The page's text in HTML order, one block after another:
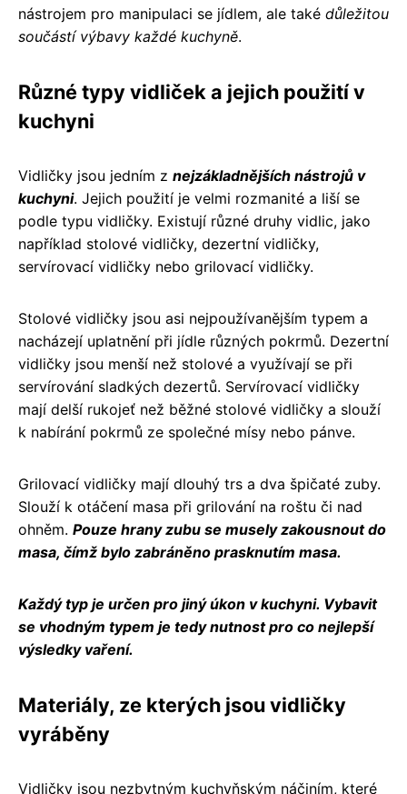
nástrojem pro manipulaci se jídlem, ale také důležitou
součástí výbavy každé kuchyně.
Různé typy vidliček a jejich použití v
kuchyni
Vidličky jsou jedním z nejzákladnějších nástrojů v
kuchyni. Jejich použití je velmi rozmanité a liší se
podle typu vidličky. Existují různé druhy vidlic, jako
například stolové vidličky, dezertní vidličky,
servírovací vidličky nebo grilovací vidličky.
Stolové vidličky jsou asi nejpoužívanějším typem a
nacházejí uplatnění při jídle různých pokrmů. Dezertní
vidličky jsou menší než stolové a využívají se při
servírování sladkých dezertů. Servírovací vidličky
mají delší rukojeť než běžné stolové vidličky a slouží
k nabírání pokrmů ze společné mísy nebo pánve.
Grilovací vidličky mají dlouhý trs a dva špičaté zuby.
Slouží k otáčení masa při grilování na roštu či nad
ohněm. Pouze hrany zubu se musely zakousnout do
masa, čímž bylo zabráněno prasknutím masa.
Každý typ je určen pro jiný úkon v kuchyni. Vybavit
se vhodným typem je tedy nutnost pro co nejlepší
výsledky vaření.
Materiály, ze kterých jsou vidličky
vyráběny
Vidličky jsou nezbytným kuchyňským náčiním, které